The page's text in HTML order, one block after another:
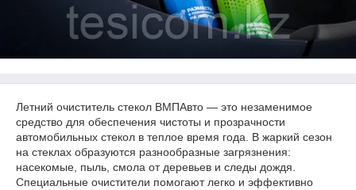
Летний очиститель стекол ВМПАвто — это незаменимое
средство для обеспечения чистоты и прозрачности
автомобильных стекол в теплое время года. В жаркий сезон
на стеклах образуются разнообразные загрязнения:
насекомые, пыль, смола от деревьев и следы дождя.
Специальные очистители помогают легко и эффективно